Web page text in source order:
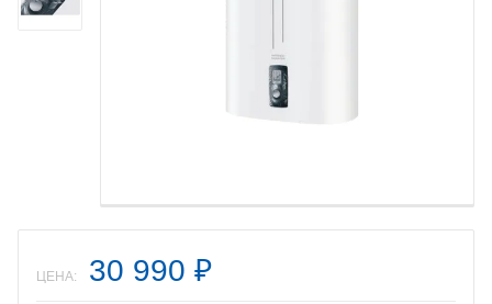
ЦЕНА: 30 990 ₽